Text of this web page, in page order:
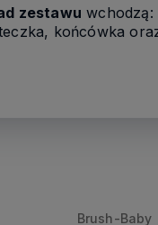
zestawu wchodzą:
końcówka
Brush-Baby